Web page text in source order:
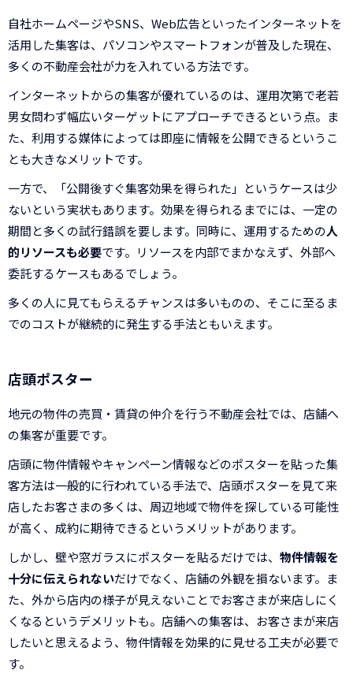
自社ホームページやSNS、Web広告といったインターネットを
活用した集客は、パソコンやスマートフォンが普及した現在、
多くの不動産会社が力を入れている方法です。
インターネットからの集客が優れているのは、運用次第で老若
男女問わず幅広いターゲットにアプローチできるという点。ま
た、利用する媒体によっては即座に情報を公開できるというこ
とも大きなメリットです。
一方で、「公開後すぐ集客効果を得られた」というケースは少
ないという実状もあります。効果を得られるまでには、一定の
期間と多くの試行錯誤を要します。同時に、運用するための人
的リソースも必要です。リソースを内部でまかなえず、外部へ
委託するケースもあるでしょう。
多くの人に見てもらえるチャンスは多いものの、そこに至るま
でのコストが継続的に発生する手法ともいえます。
店頭ポスター
地元の物件の売買・賃貸の仲介を行う不動産会社では、店舗へ
の集客が重要です。
店頭に物件情報やキャンペーン情報などのポスターを貼った集
客方法は一般的に行われている手法で、店頭ポスターを見て来
店したお客さまの多くは、周辺地域で物件を探している可能性
が高く、成約に期待できるというメリットがあります。
しかし、壁や窓ガラスにポスターを貼るだけでは、 物件情報を
十分に伝えられないだけでなく、店舗の外観を損ないます。ま
た、外から店内の様子が見えないことでお客さまが来店しにく
くなるというデメリットも。店舗への集客は、お客さまが来店
したいと思えるよう、物件情報を効果的に見せる工夫が必要で
す。